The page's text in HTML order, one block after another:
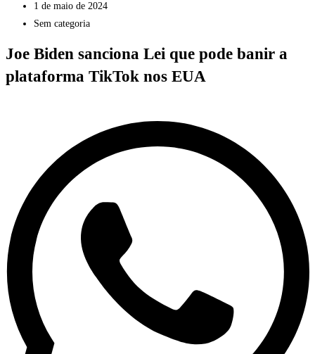
1 de maio de 2024
Sem categoria
Joe Biden sanciona Lei que pode banir a
plataforma TikTok nos EUA